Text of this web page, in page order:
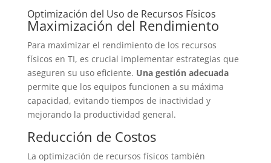
Optimización del Uso de Recursos Físicos
Maximización del Rendimiento
Para maximizar el rendimiento de los recursos
físicos en TI, es crucial implementar estrategias que
aseguren su uso eficiente. Una gestión adecuada
permite que los equipos funcionen a su máxima
capacidad, evitando tiempos de inactividad y
mejorando la productividad general.
Reducción de Costos
La optimización de recursos físicos también